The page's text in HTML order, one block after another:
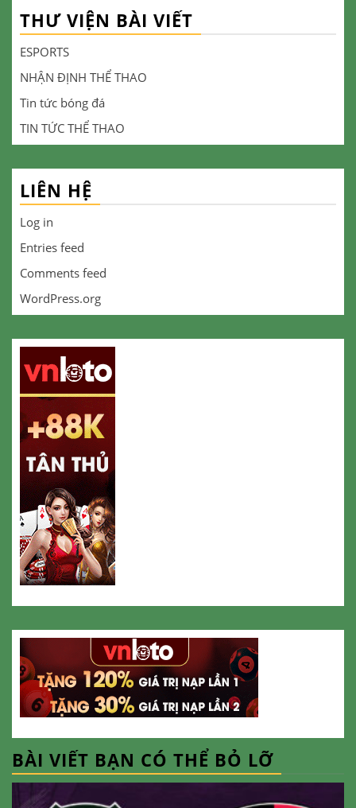
THƯ VIỆN BÀI VIẾT
ESPORTS
NHẬN ĐỊNH THỂ THAO
Tin tức bóng đá
TIN TỨC THỂ THAO
LIÊN HỆ
Log in
Entries feed
Comments feed
WordPress.org
BÀI VIẾT BẠN CÓ THỂ BỎ LỠ